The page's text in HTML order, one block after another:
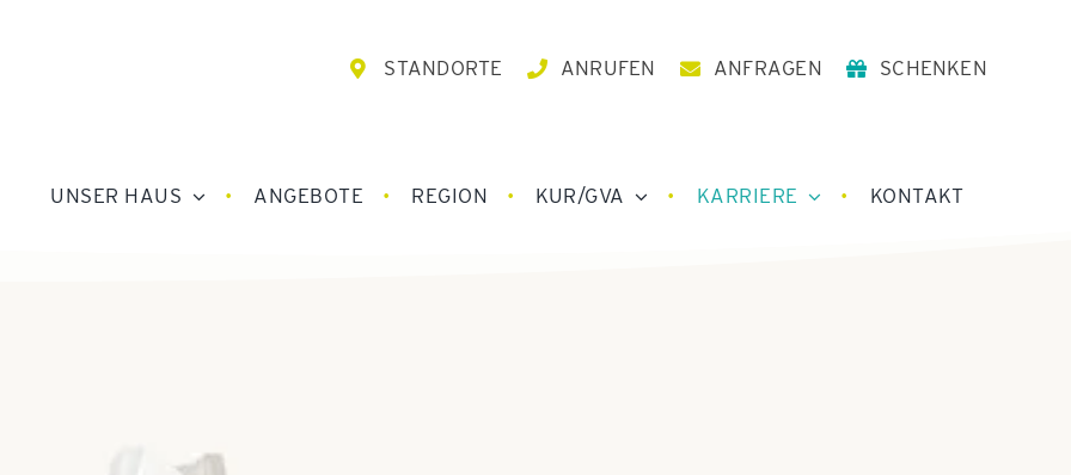
STANDORTE ANRUFEN ANFRAGEN SCHENKEN
UNSER HAUS ANGEBOTE REGION KUR/GVA KARRIERE KONTAKT